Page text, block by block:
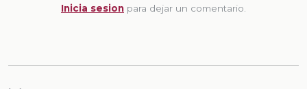
Inicia sesion para dejar un comentario.